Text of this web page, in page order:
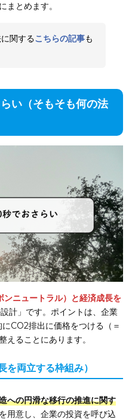
まとめます。
関するこちらの記事も
い（そもそも何の法
ンニュートラル）と経済成長を
計」です。ポイントは、企業
CO2排出に価格をつける（＝
えることにあります。
を両立する枠組み）
への円滑な移行の推進に関す
用意し、企業の投資を呼び込